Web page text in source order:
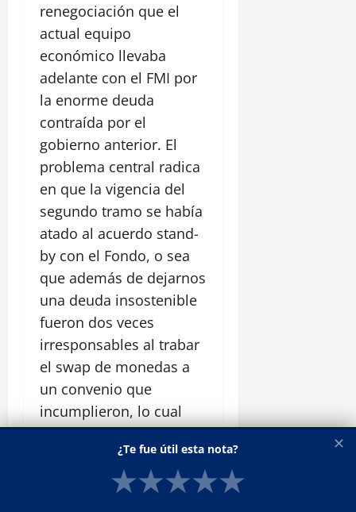
renegociación que el
actual equipo
económico llevaba
adelante con el FMI por
la enorme deuda
contraída por el
gobierno anterior. El
problema central radica
en que la vigencia del
segundo tramo se había
atado al acuerdo stand-
by con el Fondo, o sea
que además de dejarnos
una deuda insostenible
fueron dos veces
irresponsables al trabar
el swap de monedas a
un convenio que
incumplieron, lo cual
obligó a la intervención
directa de nuestro
presidentecon su
✕
¿Te fue útil esta nota?
★★★★★